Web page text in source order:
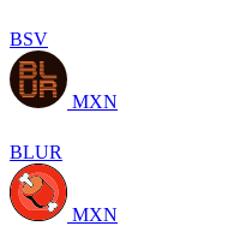
BSV
MXN
BLUR
MXN